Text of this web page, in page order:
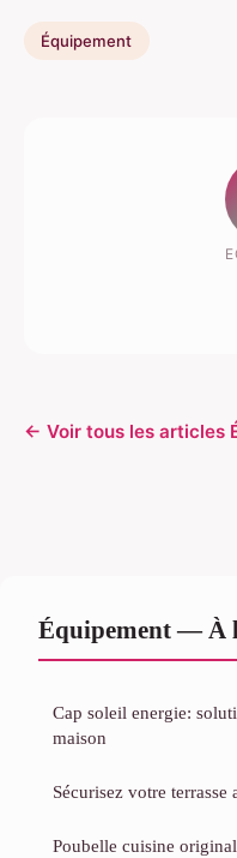
Équipement
← Voir tous les articles
Équipement — À
Cap soleil energie:
maison
Sécurisez votre
Poubelle cuisine